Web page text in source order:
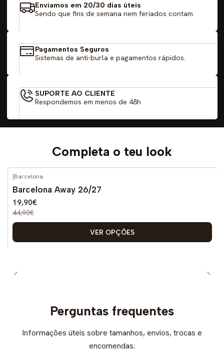
Enviamos em 20/30 dias úteis
Sendo que fins de semana nem feriados contam
Pagamentos Seguros
Sistemas de anti-burla e pagamentos rápidos.
SUPORTE AO CLIENTE
Respondemos em menos de 48h
Completa o teu look
-56%
|Barcelona
Barcelona Away 26/27
19,90€
44,90€
VER OPÇÕES
Perguntas frequentes
Informações úteis sobre tamanhos, envios, trocas e
encomendas.